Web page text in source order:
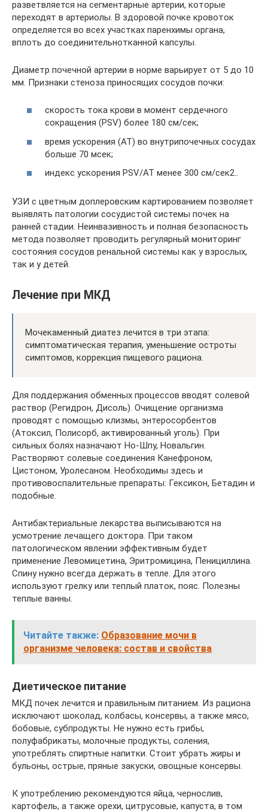
разветвляется на сегментарные артерии, которые
переходят в артериолы. В здоровой почке кровоток
определяется во всех участках паренхимы органа,
вплоть до соединительнотканной капсулы.
Диаметр почечной артерии в норме варьирует от 5 до 10
мм. Признаки стеноза приносящих сосудов почки:
скорость тока крови в момент сердечного
сокращения (PSV) более 180 см/сек;
время ускорения (АТ) во внутрипочечных сосудах
больше 70 мсек;
индекс ускорения PSV/AT менее 300 см/сек2..
УЗИ с цветным доплеровским картированием позволяет
выявлять патологии сосудистой системы почек на
ранней стадии. Неинвазивность и полная безопасность
метода позволяет проводить регулярный мониторинг
состояния сосудов ренальной системы как у взрослых,
так и у детей.
Лечение при МКД
Мочекаменный диатез лечится в три этапа:
симптоматическая терапия, уменьшение остроты
симптомов, коррекция пищевого рациона.
Для поддержания обменных процессов вводят солевой
раствор (Регидрон, Дисоль). Очищение организма
проводят с помощью клизмы, энтеросорбентов
(Атоксил, Полисорб, активированный уголь). При
сильных болях назначают Но-Шпу, Новальгин.
Растворяют солевые соединения Канефроном,
Цистоном, Уролесаном. Необходимы здесь и
противовоспалительные препараты: Гексикон, Бетадин и
подобные.
Антибактериальные лекарства выписываются на
усмотрение лечащего доктора. При таком
патологическом явлении эффективным будет
применение Левомицетина, Эритромицина, Пенициллина.
Спину нужно всегда держать в тепле. Для этого
используют грелку или теплый платок, пояс. Полезны
теплые ванны.
Читайте также: Образование мочи в
организме человека: состав и свойства
Диетическое питание
МКД почек лечится и правильным питанием. Из рациона
исключают шоколад, колбасы, консервы, а также мясо,
бобовые, субпродукты. Не нужно есть грибы,
полуфабрикаты, молочные продукты, соления,
употреблять спиртные напитки. Стоит убрать жиры и
бульоны, острые, пряные закуски, овощные консервы.
К употреблению рекомендуются яйца, чернослив,
картофель, а также орехи, цитрусовые, капуста, в том